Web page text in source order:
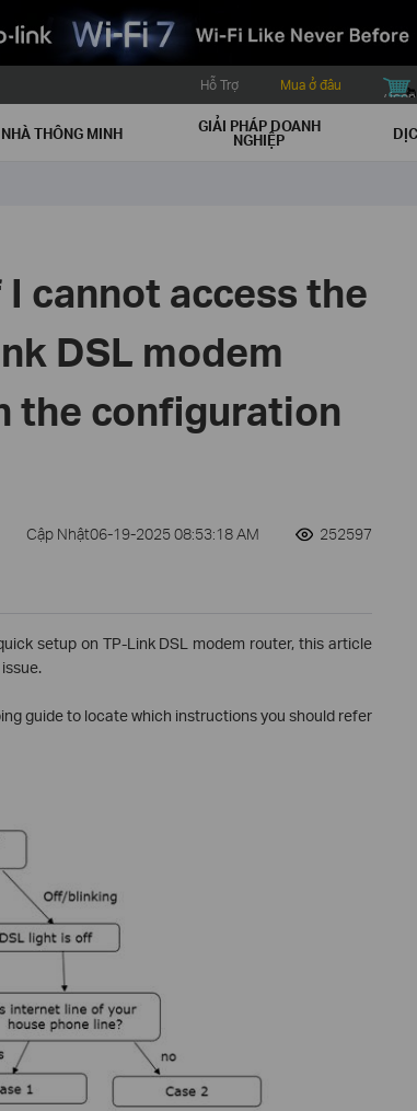
Hỗ Trợ Mua ở đâu
buy icon
NHÀ THÔNG MINH GIẢI PHÁP DOANH
NGHIỆP
cannot access the
DSL modem
the configuration
Cập Nhật06-19-2025 08:53:18 AM 252597
setup on TP-Link DSL modem router, this article
guide to locate which instructions you should refer